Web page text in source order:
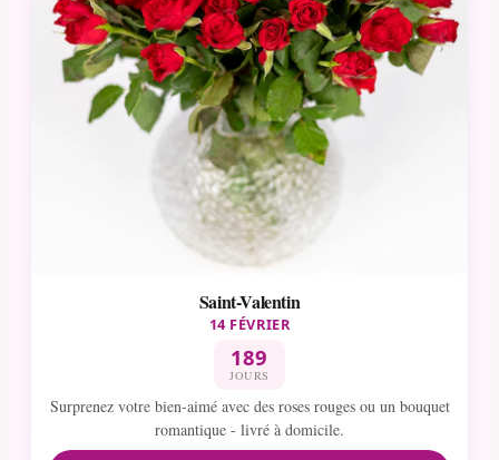
Saint-Valentin
14 FÉVRIER
189
JOURS
Surprenez votre bien-aimé avec des roses rouges ou un bouquet
romantique - livré à domicile.